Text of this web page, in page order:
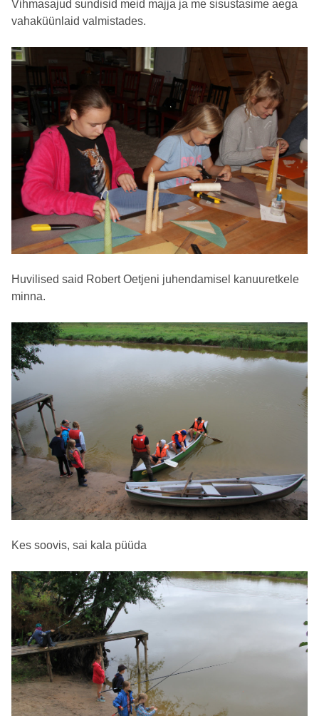
Vihmasajud sundisid meid majja ja me sisustasime aega
vahaküünlaid valmistades.
Huvilised said Robert Oetjeni juhendamisel kanuuretkele
minna.
Kes soovis, sai kala püüda